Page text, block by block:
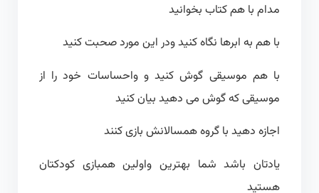
مدام با هم کتاب بخوانید
با هم به ابرها نگاه کنید ودر این مورد صحبت کنید
با هم موسیقی گوش کنید و واحساسات خود را از
موسیقی که گوش می دهید بیان کنید
اجازه دهید با گروه همسالانش بازی کنند
یادتان باشد شما بهترین واولین همبازی کودکتان